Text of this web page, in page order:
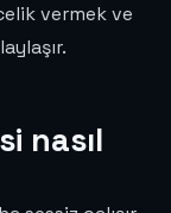
vermek ve
nasıl